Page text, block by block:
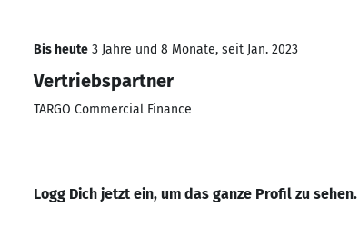
Bis heute 3 Jahre und 8 Monate, seit Jan. 2023
Vertriebspartner
TARGO Commercial Finance
Logg Dich jetzt ein, um das ganze Profil zu sehen.